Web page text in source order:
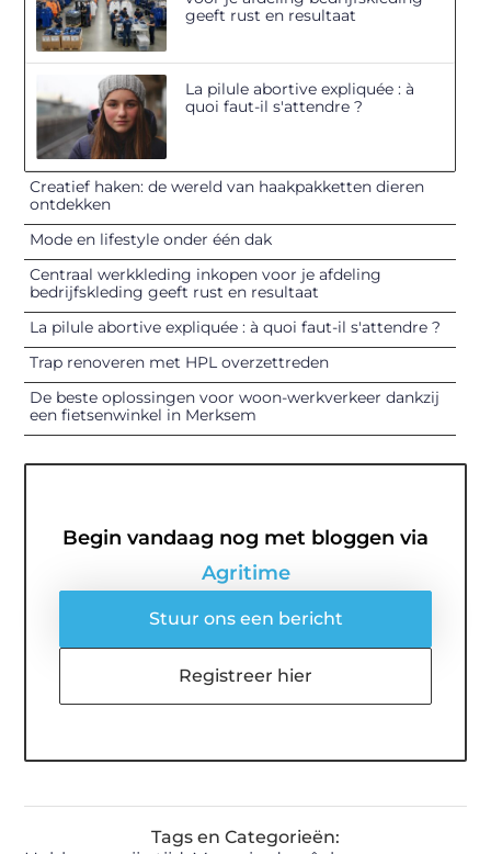
geeft rust en resultaat
La pilule abortive expliquée : à
quoi faut-il s'attendre ?
Creatief haken: de wereld van haakpakketten dieren
ontdekken
Mode en lifestyle onder één dak
Centraal werkkleding inkopen voor je afdeling
bedrijfskleding geeft rust en resultaat
La pilule abortive expliquée : à quoi faut-il s'attendre ?
Trap renoveren met HPL overzettreden
De beste oplossingen voor woon-werkverkeer dankzij
een fietsenwinkel in Merksem
Begin vandaag nog met bloggen via
Agritime
Stuur ons een bericht
Registreer hier
Tags en Categorieën: